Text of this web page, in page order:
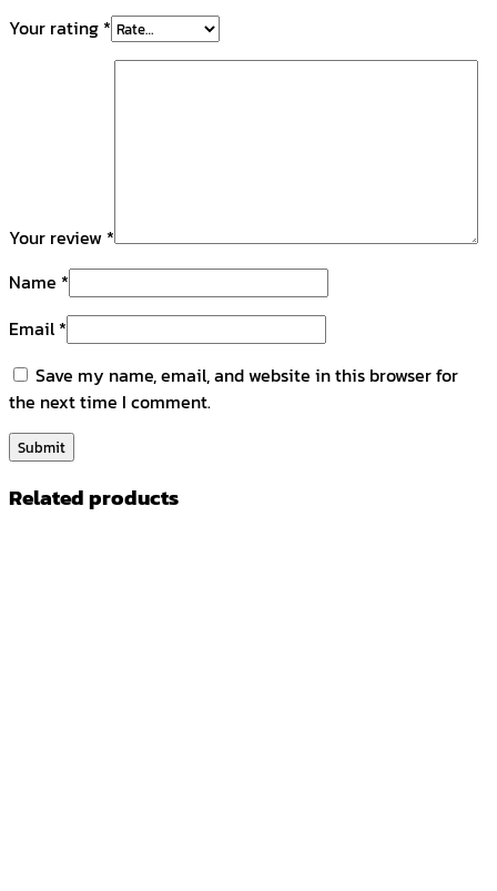
Your rating *
Your review *
Name *
Email*
Save my name, email, and website in this browser for
the next time I comment.
Related products